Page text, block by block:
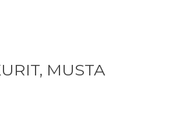
MUSTA